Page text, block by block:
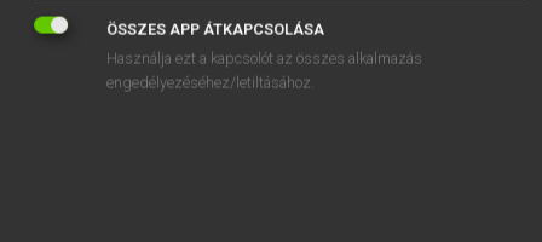
ONLINE NYELVVIZSGA
ÖSSZES APP ÁTKAPCSOLÁSA
Használja ezt a kapcsolót az összes alkalmazás
engedélyezéséhez/letiltásához.